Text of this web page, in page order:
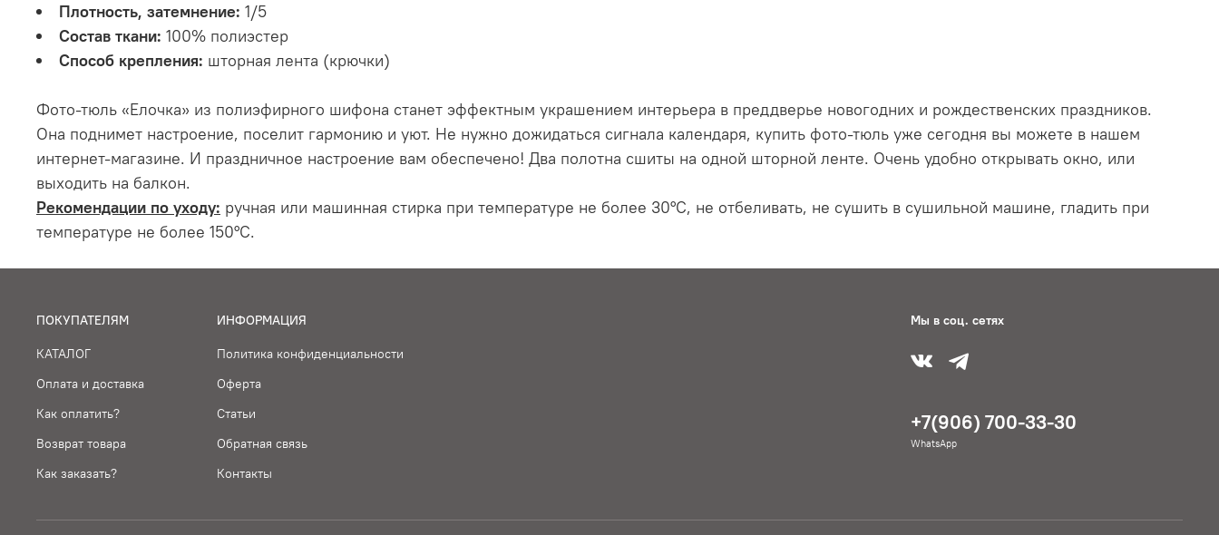
Плотность, затемнение: 1/5
Состав ткани: 100% полиэстер
Способ крепления: шторная лента (крючки)
Фото-тюль «Елочка» из полиэфирного шифона станет эффектным украшением интерьера в преддверье новогодних и рождественских праздников.
Она поднимет настроение, поселит гармонию и уют. Не нужно дожидаться сигнала календаря, купить фото-тюль уже сегодня вы можете в нашем
интернет-магазине. И праздничное настроение вам обеспечено! Два полотна сшиты на одной шторной ленте. Очень удобно открывать окно, или
выходить на балкон.
Рекомендации по уходу: ручная или машинная стирка при температуре не более 30°С, не отбеливать, не сушить в сушильной машине, гладить при
температуре не более 150°С.
ПОКУПАТЕЛЯМ
КАТАЛОГ
Оплата и доставка
Как оплатить?
Возврат товара
Как заказать?
ИНФОРМАЦИЯ
Политика конфиденциальности
Оферта
Статьи
Обратная связь
Контакты
Мы в соц. сетях
+7(906) 700-33-30
WhatsApp